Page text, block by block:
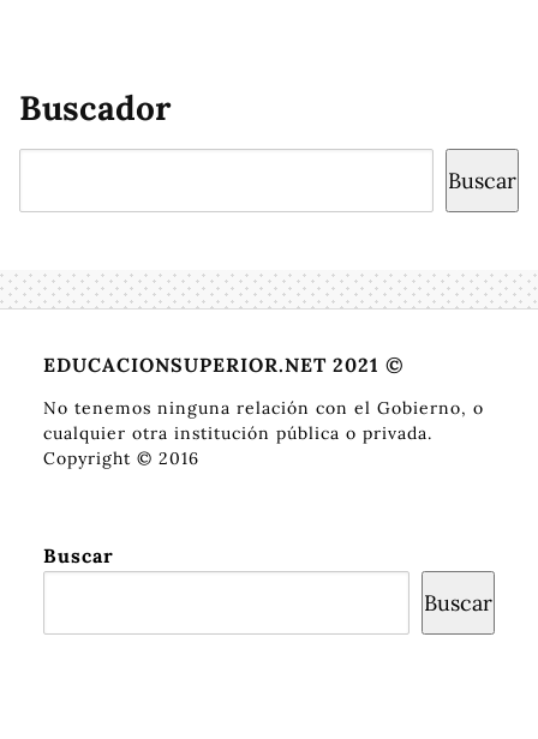
Buscador
Buscar
EDUCACIONSUPERIOR.NET 2021 ©
No tenemos ninguna relación con el Gobierno, o
cualquier otra institución pública o privada.
Copyright © 2016
Buscar
Buscar